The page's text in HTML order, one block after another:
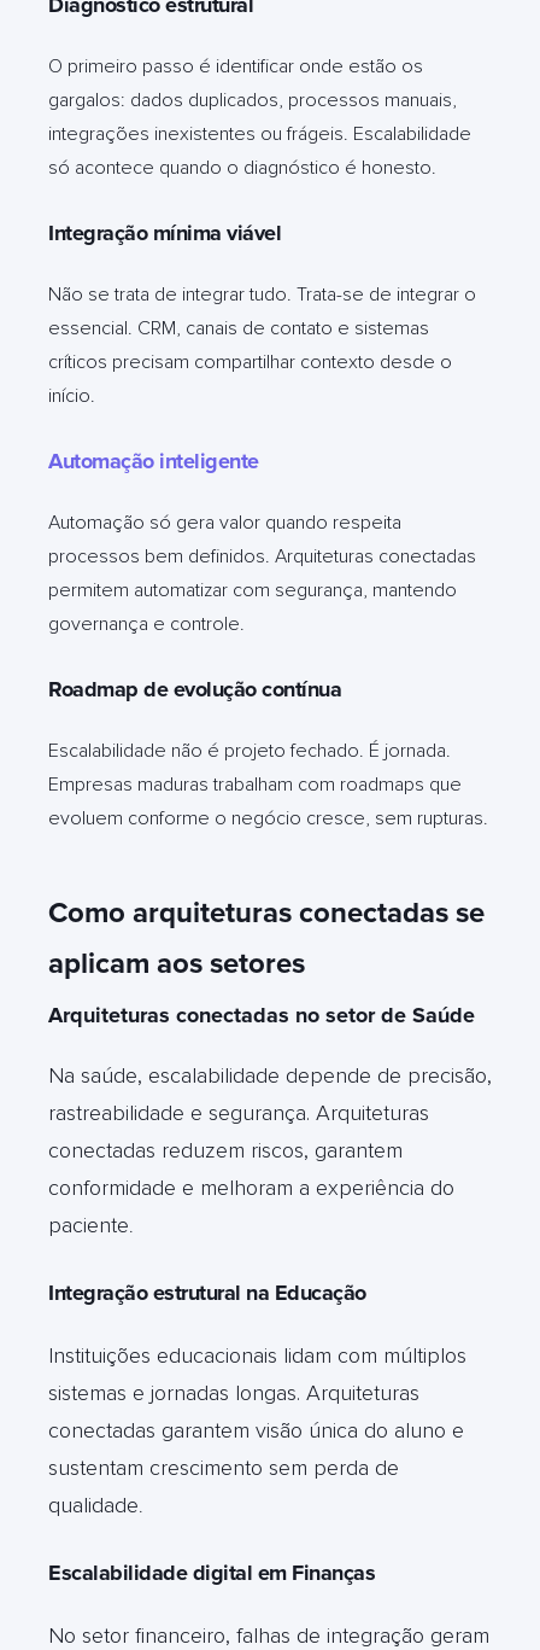
O primeiro passo é identificar onde estão os
gargalos: dados duplicados, processos manuais,
integrações inexistentes ou frágeis. Escalabilidade
só acontece quando o diagnóstico é honesto.
Integração mínima viável
Não se trata de integrar tudo. Trata-se de integrar o
essencial. CRM, canais de contato e sistemas
críticos precisam compartilhar contexto desde o
início.
Automação inteligente
Automação só gera valor quando respeita
processos bem definidos. Arquiteturas conectadas
permitem automatizar com segurança, mantendo
governança e controle.
Roadmap de evolução contínua
Escalabilidade não é projeto fechado. É jornada.
Empresas maduras trabalham com roadmaps que
evoluem conforme o negócio cresce, sem rupturas.
Como arquiteturas conectadas se
aplicam aos setores
Arquiteturas conectadas no setor de Saúde
Na saúde, escalabilidade depende de precisão,
rastreabilidade e segurança. Arquiteturas
conectadas reduzem riscos, garantem
conformidade e melhoram a experiência do
paciente.
Integração estrutural na Educação
Instituições educacionais lidam com múltiplos
sistemas e jornadas longas. Arquiteturas
conectadas garantem visão única do aluno e
sustentam crescimento sem perda de
qualidade.
Escalabilidade digital em Finanças
No setor financeiro, falhas de integração geram